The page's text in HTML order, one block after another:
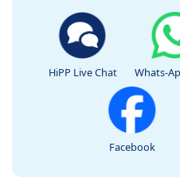
HiPP Live Chat Whats-
Facebook